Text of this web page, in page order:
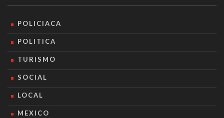
POLICIACA
POLITICA
TURISMO
SOCIAL
LOCAL
MEXICO